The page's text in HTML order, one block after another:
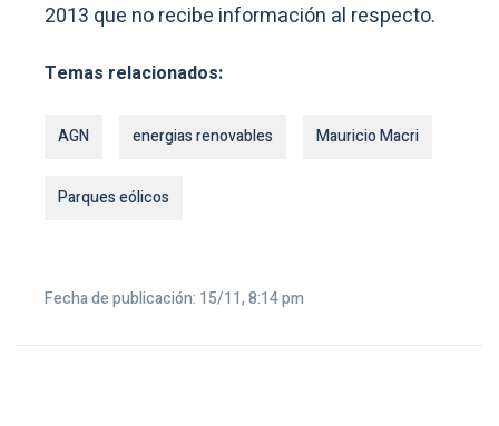
2013 que no recibe información al respecto.
Temas relacionados:
AGN energias renovables Mauricio Macri
Parques eólicos
Fecha de publicación: 15/11, 8:14 pm